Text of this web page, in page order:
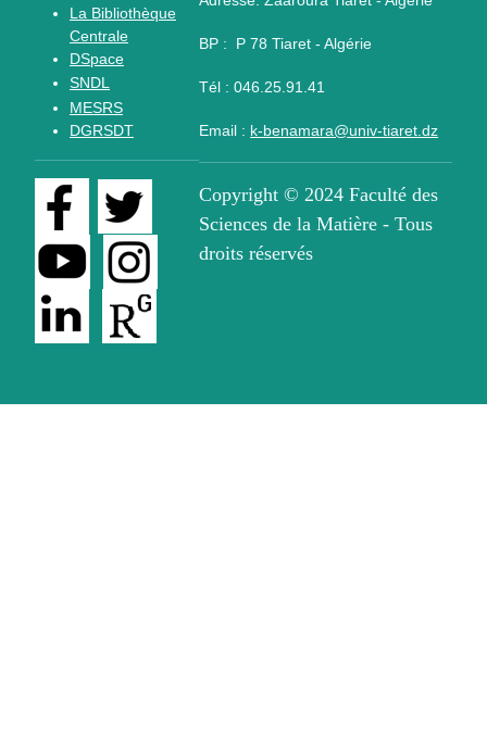
La Bibliothèque
Centrale
DSpace
SNDL
MESRS
DGRSDT
BP : P 78 Tiaret - Algérie
Tél : 046.25.91.41
Email : k-benamara@univ-tiaret.dz
Copyright © 2024 Faculté des
Sciences de la Matière - Tous
droits réservés